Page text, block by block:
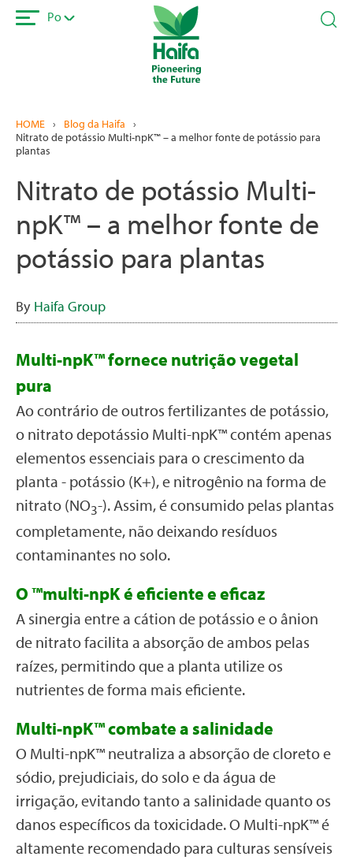
Passar
para
Po
HOME › Blog da Haifa ›
Nitrato de potássio Multi-npK™ – a melhor fonte de potássio para
plantas
Nitrato de potássio Multi-
npK™ – a melhor fonte de
potássio para plantas
By Haifa Group
Multi-npK™ fornece nutrição vegetal
pura
Ao contrário de outros fertilizantes de potássio,
o nitrato depotássio Multi-npK™ contém apenas
elementos essenciais para o crescimento da
planta - potássio (K+), e nitrogênio na forma de
nitrato (NO3-). Assim, é consumido pelas plantas
completamente, não deixando resíduos
contaminantes no solo.
O ™multi-npK é eficiente e eficaz
A sinergia entre a cátion de potássio e o ânion
de nitrato facilita a absorção de ambos pelas
raízes, permitindo que a planta utilize os
nutrientes de forma mais eficiente.
Multi-npK™ combate a salinidade
O Multi-npK™ neutraliza a absorção de cloreto e
sódio, prejudiciais, do solo e da água de
irrigação, evitando tanto a salinidade quanto os
danos específicos da toxicidade. O Multi-npK™ é
altamente recomendado para culturas sensíveis